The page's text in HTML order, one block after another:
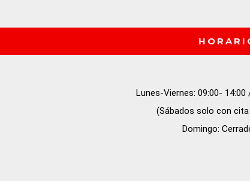
Lunes-Viernes: 09:00- 14:00
(Sábados solo con cita
Domingo: